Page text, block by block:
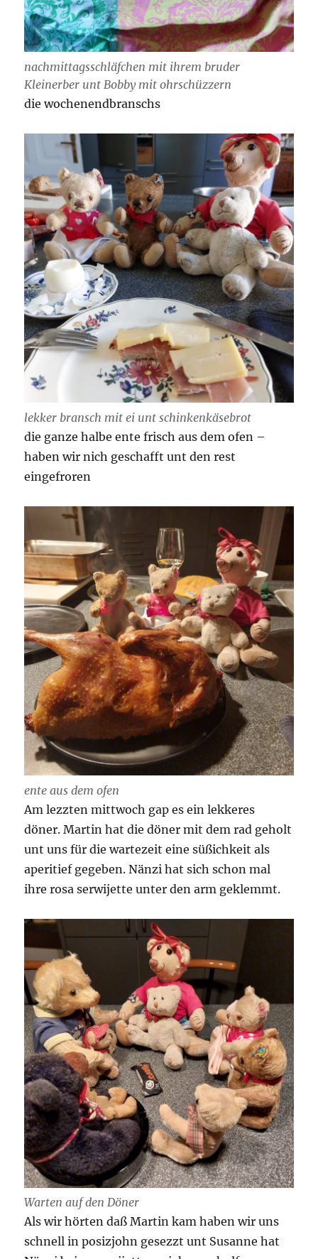
nachmittagsschläfchen mit ihrem bruder
Kleinerber unt Bobby mit ohrschüzzern
die wochenendbranschs
lekker bransch mit ei unt schinkenkäsebrot
die ganze halbe ente frisch aus dem ofen –
haben wir nich geschafft unt den rest
eingefroren
ente aus dem ofen
Am lezzten mittwoch gap es ein lekkeres
döner. Martin hat die döner mit dem rad geholt
unt uns für die wartezeit eine süßichkeit als
aperitief gegeben. Nänzi hat sich schon mal
ihre rosa serwijette unter den arm geklemmt.
Warten auf den Döner
Als wir hörten daß Martin kam haben wir uns
schnell in posizjohn gesezzt unt Susanne hat